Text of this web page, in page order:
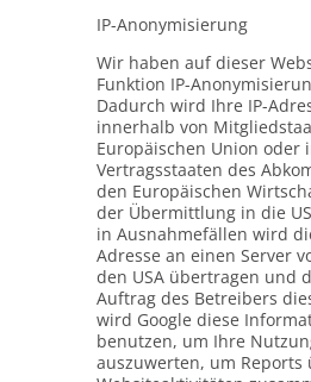
IP-Anonymisierung
Wir haben auf dieser
Funktion IP-
Dadurch wird Ihre IP-
innerhalb von
Europäischen Union oder
Vertragsstaaten des
den Europäischen
der Übermittlung in die
in Ausnahmefällen wird
Adresse an einen Server
den USA übertragen und
Auftrag des Betreibers
wird Google diese
benutzen, um Ihre
auszuwerten, um Reports